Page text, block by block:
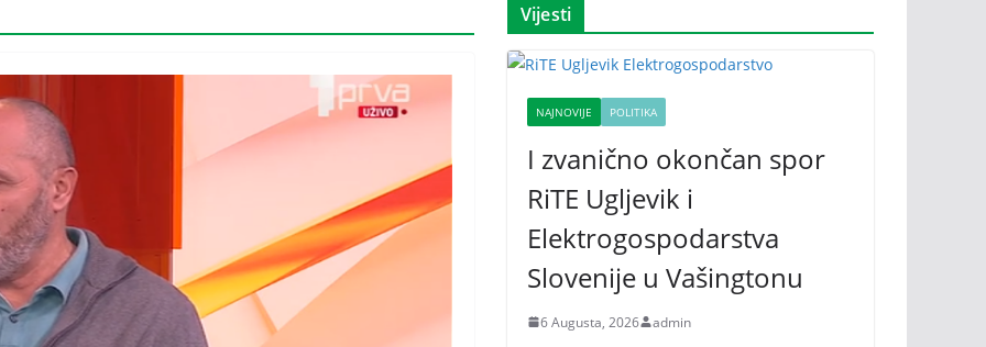
Vijesti
NAJNOVIJE POLITIKA
I zvanično okončan spor
RiTE Ugljevik i
Elektrogospodarstva
Slovenije u Vašingtonu
6 Augusta, 2026 admin